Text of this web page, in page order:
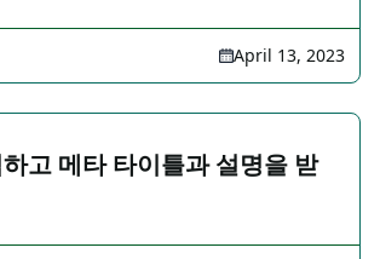
April 13, 2023
고 메타 타이틀과 설명을 받